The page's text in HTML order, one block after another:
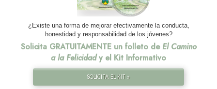
¿Existe una forma de mejorar efectivamente la conducta,
honestidad y responsabilidad de los jóvenes?
Solicita GRATUITAMENTE un folleto de El Camino
a la Felicidady el Kit Informativo
SOLICITA EL KIT »